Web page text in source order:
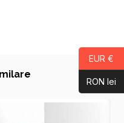
EUR €
RON lei